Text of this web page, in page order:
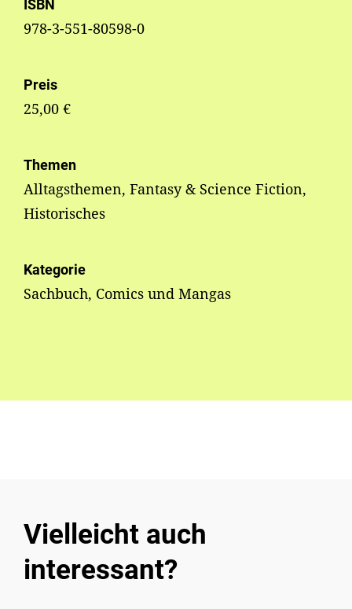
ISBN
978-3-551-80598-0
Preis
25,00 €
Themen
Alltagsthemen, Fantasy & Science Fiction,
Historisches
Kategorie
Sachbuch, Comics und Mangas
Vielleicht auch
interessant?